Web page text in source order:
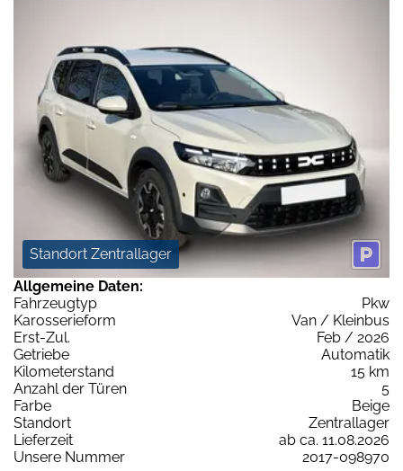
Standort Zentrallager
Allgemeine Daten:
Fahrzeugtyp
Pkw
Karosserieform
Van / Kleinbus
Erst-Zul.
Feb / 2026
Getriebe
Automatik
Kilometerstand
15 km
Anzahl der Türen
5
Farbe
Beige
Standort
Zentrallager
Lieferzeit
ab ca. 11.08.2026
Unsere Nummer
2017-098970